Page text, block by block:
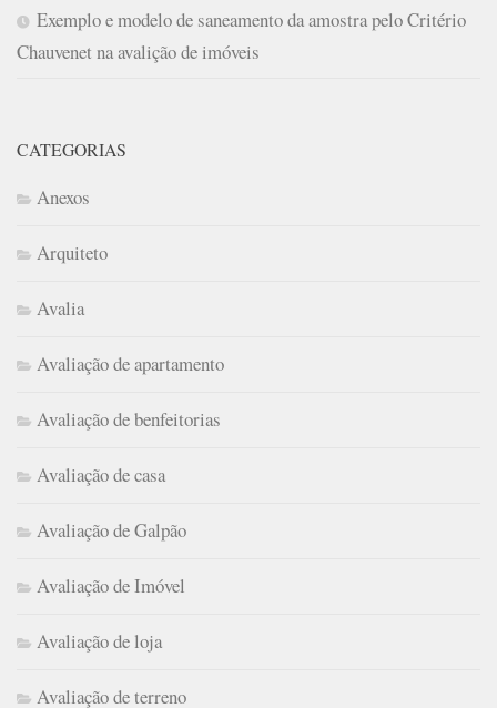
Exemplo e modelo de saneamento da amostra pelo Critério
Chauvenet na avalição de imóveis
CATEGORIAS
Anexos
Arquiteto
Avalia
Avaliação de apartamento
Avaliação de benfeitorias
Avaliação de casa
Avaliação de Galpão
Avaliação de Imóvel
Avaliação de loja
Avaliação de terreno